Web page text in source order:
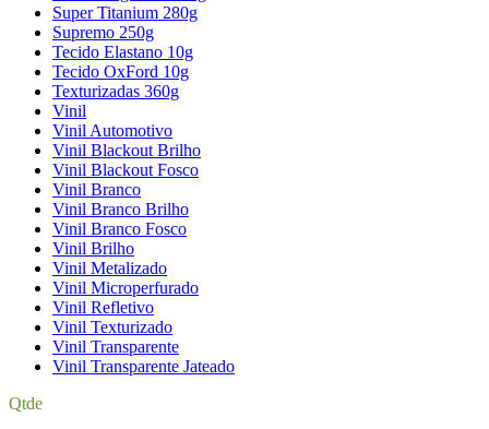
Super Titanium 280g
Supremo 250g
Tecido Elastano 10g
Tecido OxFord 10g
Texturizadas 360g
Vinil
Vinil Automotivo
Vinil Blackout Brilho
Vinil Blackout Fosco
Vinil Branco
Vinil Branco Brilho
Vinil Branco Fosco
Vinil Brilho
Vinil Metalizado
Vinil Microperfurado
Vinil Refletivo
Vinil Texturizado
Vinil Transparente
Vinil Transparente Jateado
Qtde